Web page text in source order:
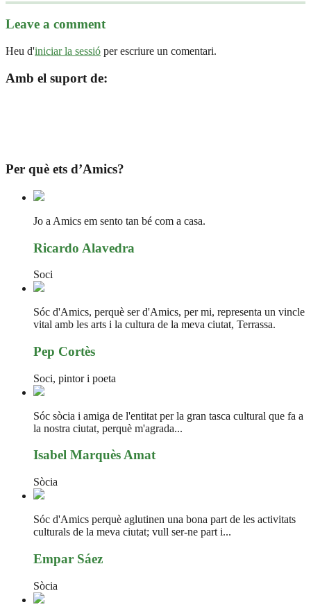
Leave a comment
Heu d'iniciar la sessió per escriure un comentari.
Amb el suport de:
Per què ets d’Amics?
Jo a Amics em sento tan bé com a casa.
Ricardo Alavedra
Soci
Sóc d'Amics, perquè ser d'Amics, per mi, representa un vincle
vital amb les arts i la cultura de la meva ciutat, Terrassa.
Pep Cortès
Soci, pintor i poeta
Sóc sòcia i amiga de l'entitat per la gran tasca cultural que fa a
la nostra ciutat, perquè m'agrada...
Isabel Marquès Amat
Sòcia
Sóc d'Amics perquè aglutinen una bona part de les activitats
culturals de la meva ciutat; vull ser-ne part i...
Empar Sáez
Sòcia